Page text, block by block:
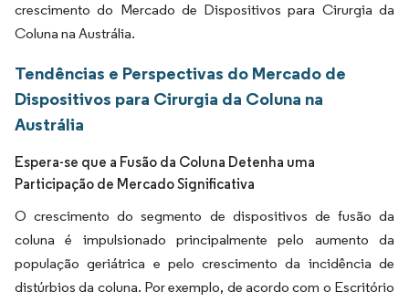
crescimento do Mercado de Dispositivos para Cirurgia da
Coluna na Austrália.
Tendências e Perspectivas do Mercado de
Dispositivos para Cirurgia da Coluna na
Austrália
Espera-se que a Fusão da Coluna Detenha uma
Participação de Mercado Significativa
O crescimento do segmento de dispositivos de fusão da
coluna é impulsionado principalmente pelo aumento da
população geriátrica e pelo crescimento da incidência de
distúrbios da coluna. Por exemplo, de acordo com o Escritório